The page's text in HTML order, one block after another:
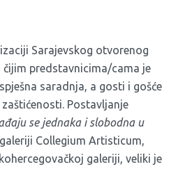
Sarajevskog otvorenog
čijim predstavnicima/cama je
saradnja, a gosti i gošće
Postavljanje
se jednaka i slobodna u
Collegium Artisticum,
galeriji, veliki je